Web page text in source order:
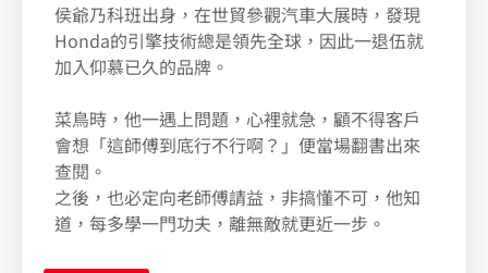
侯爺乃科班出身，在世貿參觀汽車大展時，發現
Honda的引擎技術總是領先全球，因此一退伍就
加入仰慕已久的品牌。
菜鳥時，他一遇上問題，心裡就急，顧不得客戶
會想「這師傅到底行不行啊？」便當場翻書出來
查閱。
之後，也必定向老師傅請益，非搞懂不可，他知
道，每多學一門功夫，離無敵就更近一步。